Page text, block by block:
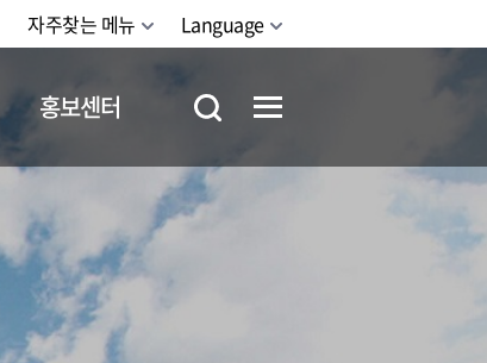
자주찾는 메뉴 Language
홍보센터